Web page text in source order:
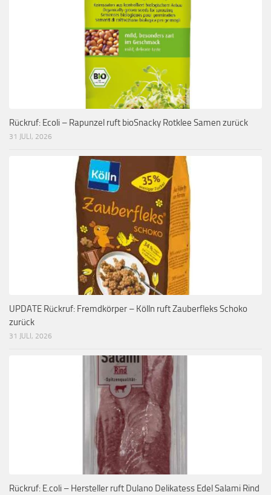
Rückruf: Ecoli – Rapunzel ruft bioSnacky Rotklee Samen zurück
31 JULI, 2026
UPDATE Rückruf: Fremdkörper – Kölln ruft Zauberfleks Schoko
zurück
31 JULI, 2026
Rückruf: E.coli – Hersteller ruft Dulano Delikatess Edel Salami Rind